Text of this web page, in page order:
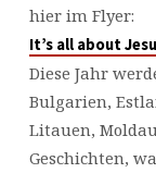
hier im Flyer:
It’s all about
Diese Jahr
Bulgarien,
Litauen,
Geschichten,